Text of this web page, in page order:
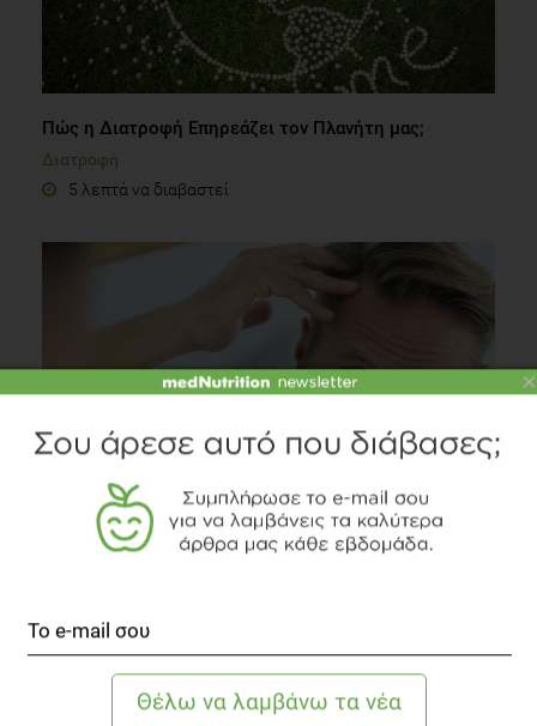
Πώς η Διατροφή Επηρεάζει τον Πλανήτη μας;
Διατροφή
5 λεπτά να διαβαστεί
Ανδρική & γυναικεία τριχόπτωση: Σύγχρονες λύσεις
για πρόληψη & αντιμετώπιση
×